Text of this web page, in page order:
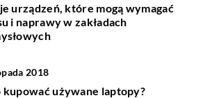
urządzeń, które mogą wymagać
i naprawy w zakładach
2018
używane laptopy?